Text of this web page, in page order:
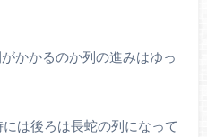
かかるのか列の進みはゆっ
は後ろは長蛇の列になって